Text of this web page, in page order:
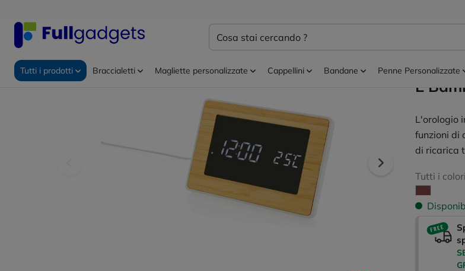
Tutti i prodotti Braccialetti Magliette personalizzate Cappellini Bandane Penne Personalizzate
E
L'orologio
funzioni di
di ricarica
Tutti i